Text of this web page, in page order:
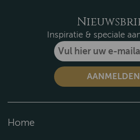
Inspiratie & speciale
Home